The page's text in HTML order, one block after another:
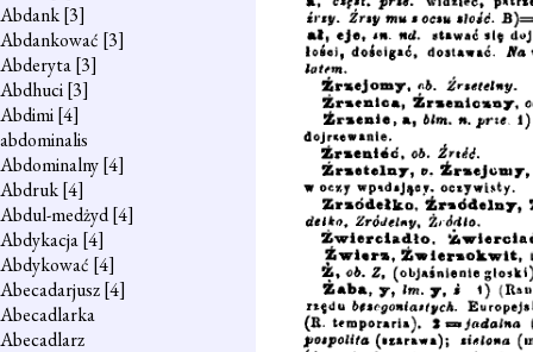
Abdank[3]
Abdankować [3]
Abderyta[3]
Abdhuci[3]
Abdimi[4]
abdominalis
Abdominalny[4]
Abdruk[4]
Abdul-medżyd[4]
Abdykacja[4]
Abdykować [4]
Abecadarjusz[4]
Abecadlarka
Abecadlarz